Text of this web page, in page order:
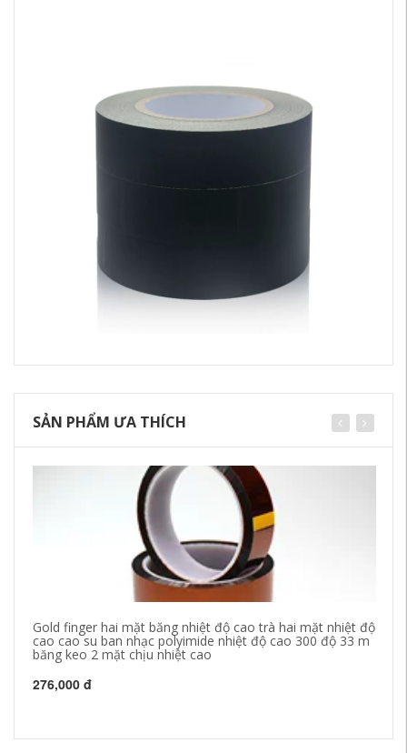
SẢN PHẨM ƯA THÍCH
Gold finger hai mặt băng nhiệt độ cao trà hai mặt nhiệt độ
cao cao su ban nhạc polyimide nhiệt độ cao 300 độ 33 m
băng keo 2 mặt chịu nhiệt cao
276,000 đ